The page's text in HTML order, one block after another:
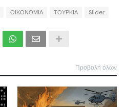
ΟΙΚΟΝΟΜΙΑ ΤΟΥΡΚΙΑ Slider
Προβολή όλων